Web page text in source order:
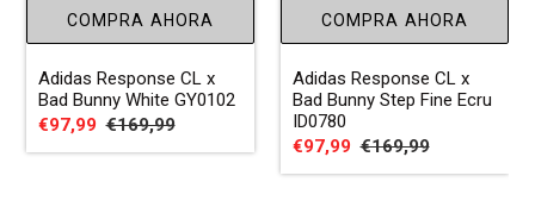
COMPRA AHORA
Adidas Response CL x
Bad Bunny White GY0102
Precio
de
€97,99 Precio
habitual
€169,99
COMPRA AHORA
Adidas Response CL x
Bad Bunny Step Fine Ecru
ID0780
Precio
de
€97,99 Precio
habitual
€169,99